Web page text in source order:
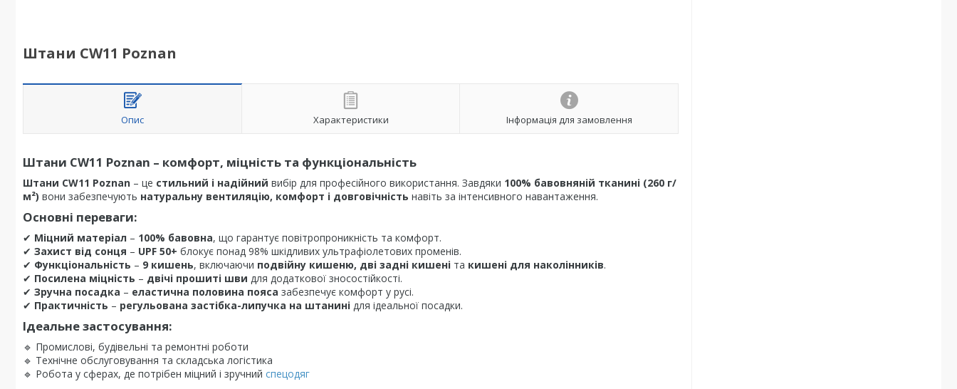
Штани CW11 Poznan
Опис Характеристики Інформація для замовлення
Штани CW11 Poznan – комфорт, міцність та функціональність
Штани CW11 Poznan – це стильний і надійний вибір для професійного використання. Завдяки 100% бавовняній тканині (260 г/
м²) вони забезпечують натуральну вентиляцію, комфорт і довговічність навіть за інтенсивного навантаження.
Основні переваги:
✔ Міцний матеріал – 100% бавовна, що гарантує повітропроникність та комфорт.
✔ Захист від сонця – UPF 50+ блокує понад 98% шкідливих ультрафіолетових променів.
✔ Функціональність – 9 кишень, включаючи подвійну кишеню, дві задні кишені та кишені для наколінників.
✔ Посилена міцність – двічі прошиті шви для додаткової зносостійкості.
✔ Зручна посадка – еластична половина пояса забезпечує комфорт у русі.
✔ Практичність – регульована застібка-липучка на штанині для ідеальної посадки.
Ідеальне застосування:
🔹 Промислові, будівельні та ремонтні роботи
🔹 Технічне обслуговування та складська логістика
🔹 Робота у сферах, де потрібен міцний і зручний спецодяг